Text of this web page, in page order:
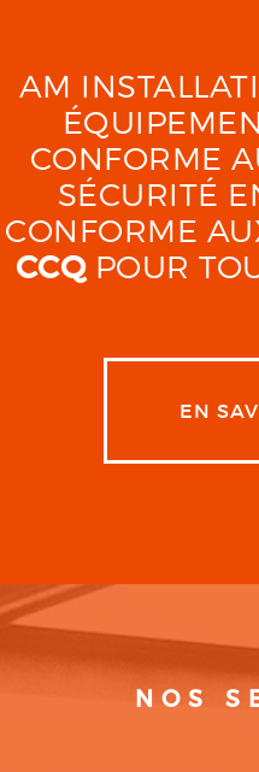
AM
CONFORME
SÉCURITÉ
CONFORME
CCQPOUR
EN
NOS